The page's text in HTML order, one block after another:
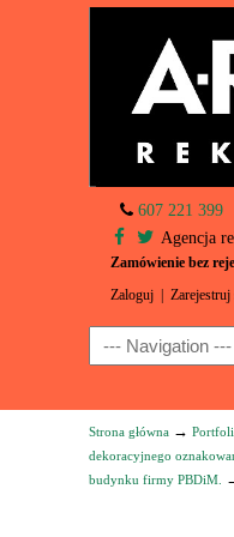
607 221 399
Agencja
Zamówienie bez
Zaloguj Zarejestruj
Navigation
Strona główna →
dekoracyjnego
budynku firmy PBDiM.